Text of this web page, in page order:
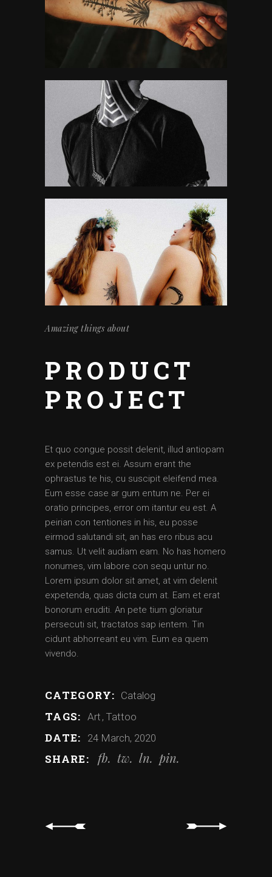
Amazing things about
PRODUCT
PROJECT
Et quo congue possit delenit, illud antiopam
ex petendis est ei. Assum erant the
ophrastus te his, cu suscipit eleifend mea.
Eum esse case ar gum entum ne. Per ei
oratio principes, error om itantur eu est. A
peirian con tentiones in his, eu posse
eirmod salutandi sit, an has ero ribus acu
samus. Ut velit audiam eam. No has homero
nonumes, vim labore con sequ untur no.
Lorem ipsum dolor sit amet, at vim delenit
expetenda, quas dicta cum at. Eam et erat
bonorum eruditi. An pete tium gloriatur
persecuti sit, tractatos sap ientem. Tin
cidunt abhorreant eu vim. Eum ea quem
vivendo.
CATEGORY: Catalog
TAGS: Art Tattoo
DATE: 24 March, 2020
SHARE: fb tw ln pin